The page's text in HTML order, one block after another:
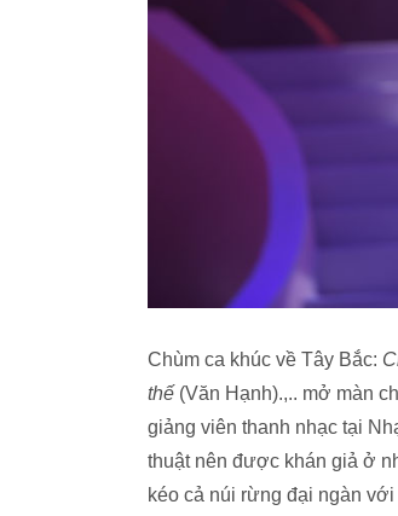
Chùm ca khúc về Tây Bắc:
thế (Văn Hạnh).,.. mở màn
giảng viên thanh nhạc tại
thuật nên được khán giả ở
kéo cả núi rừng đại ngàn